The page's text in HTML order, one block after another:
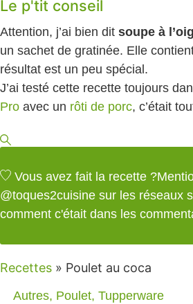
Le p'tit conseil
Attention, j’ai bien dit soupe à
un sachet de gratinée. Elle
résultat est un peu spécial.
J’ai testé cette recette toujours
Pro avec un rôti de porc, c’était
Vous avez fait la recette ?
@toques2cuisine sur les réseaux
comment c'était dans les
Recettes » Poulet au coca
Autres, Poulet, Tupperware